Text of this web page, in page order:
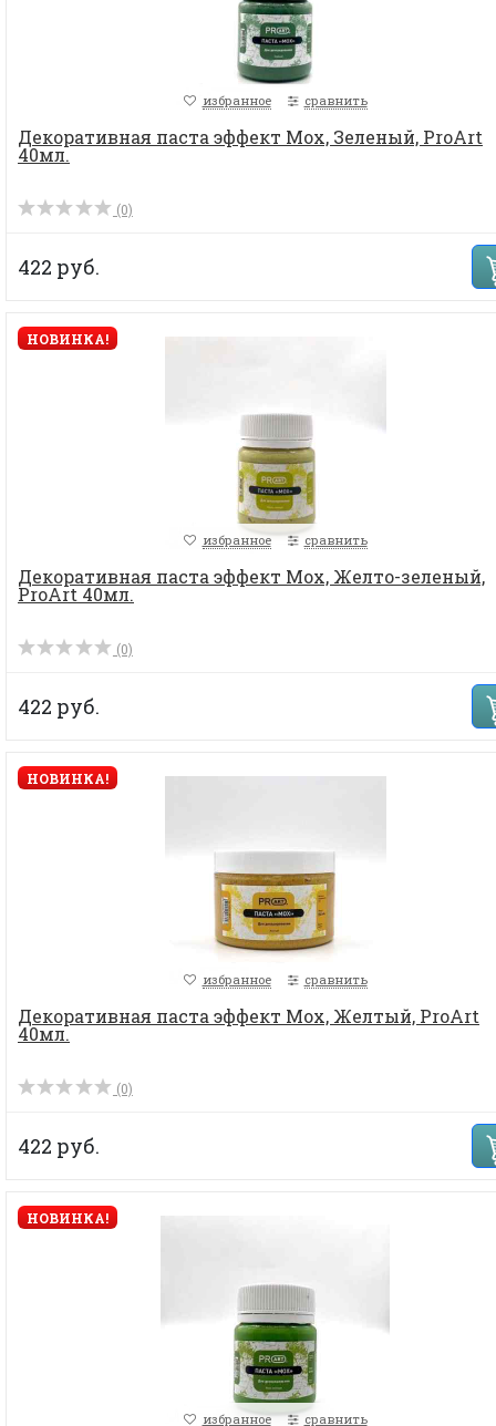
избранное сравнить
Декоративная паста эффект Мох, Зеленый, ProArt
40мл.
(0)
422 руб.
НОВИНКА!
избранное сравнить
Декоративная паста эффект Мох, Желто-зеленый,
ProArt 40мл.
(0)
422 руб.
НОВИНКА!
избранное сравнить
Декоративная паста эффект Мох, Желтый, ProArt
40мл.
(0)
422 руб.
НОВИНКА!
избранное сравнить